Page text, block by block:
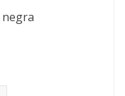
negra